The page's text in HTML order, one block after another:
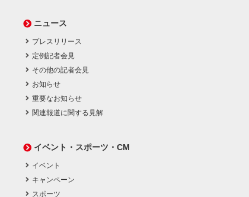
ニュース
プレスリリース
定例記者会見
その他の記者会見
お知らせ
重要なお知らせ
関連報道に関する見解
イベント・スポーツ・CM
イベント
キャンペーン
スポーツ